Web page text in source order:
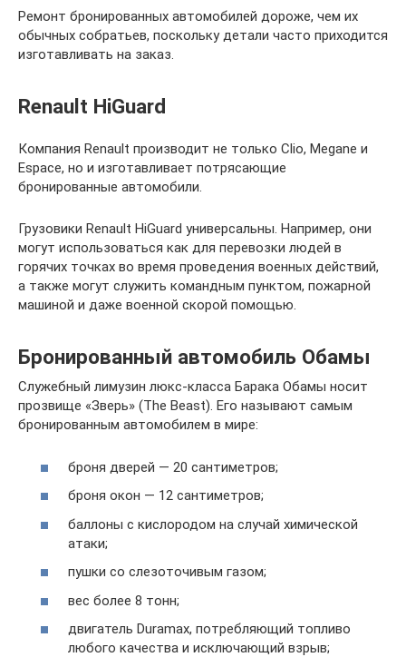
Ремонт бронированных автомобилей дороже, чем их
обычных собратьев, поскольку детали часто приходится
изготавливать на заказ.
Renault HiGuard
Компания Renault производит не только Clio, Megane и
Espace, но и изготавливает потрясающие
бронированные автомобили.
Грузовики Renault HiGuard универсальны. Например, они
могут использоваться как для перевозки людей в
горячих точках во время проведения военных действий,
а также могут служить командным пунктом, пожарной
машиной и даже военной скорой помощью.
Бронированный автомобиль Обамы
Служебный лимузин люкс-класса Барака Обамы носит
прозвище «Зверь» (The Beast). Его называют самым
бронированным автомобилем в мире:
броня дверей — 20 сантиметров;
броня окон — 12 сантиметров;
баллоны с кислородом на случай химической
атаки;
пушки со слезоточивым газом;
вес более 8 тонн;
двигатель Duramax, потребляющий топливо
любого качества и исключающий взрыв;